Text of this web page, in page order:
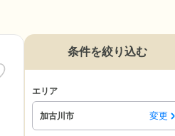
条件を絞り込む
エリア
加古川市 変更